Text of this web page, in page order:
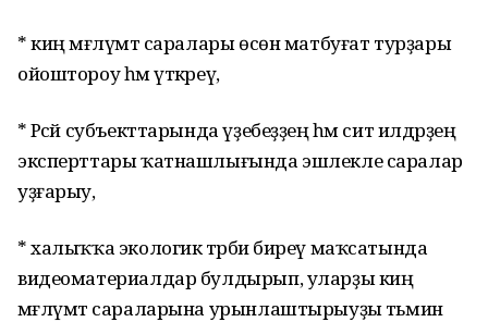
* киң мәғлүмәт саралары өсөн матбуғат турҙары
ойоштороу һәм үткәреү,
* Рәсәй субъекттарында үҙебеҙҙең һәм сит илдәрҙең
эксперттары ҡатнашлығында эшлекле саралар
уҙғарыу,
* халыҡҡа экологик тәрбиә биреү маҡсатында
видеоматериалдар булдырып, уларҙы киң
мәғлүмәт сараларына урынлаштырыуҙы тәьмин